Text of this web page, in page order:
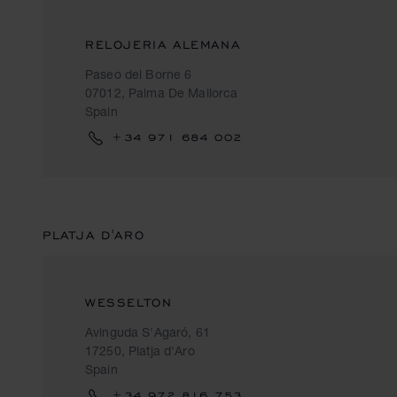
RELOJERIA ALEMANA
Paseo del Borne 6
07012, Palma De Mallorca
Spain
+34 971 684 002
PLATJA D'ARO
WESSELTON
Avinguda S'Agaró, 61
17250, Platja d'Aro
Spain